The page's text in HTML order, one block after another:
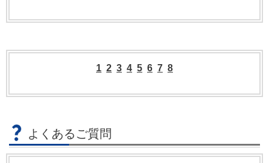
1 2 3 4 5 6 7 8
よくあるご質問